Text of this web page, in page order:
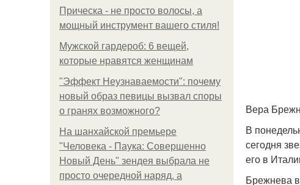
Прическа - не просто волосы, а
мощный инструмент вашего стиля!
Мужской гардероб: 6 вещей,
которые нравятся женщинам
"Эффект Неузнаваемости": почему
новый образ певицы вызвал споры
о гранях возможного?
На шанхайской премьере
"Человека - Паука: Совершенно
Новый День" зендея выбрала не
просто очередной наряд, а
Вера
В
сегодня
его в
Брежнева